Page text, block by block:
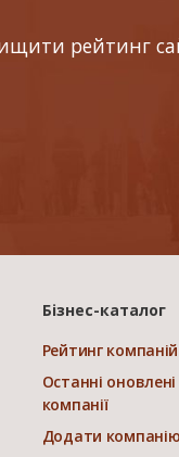
рейтинг
Бізнес-каталог
Рейтинг компаній
Останні оновлені
компанії
Додати компанію